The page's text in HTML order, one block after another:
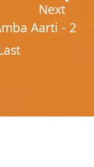
Next
Aarti - 2